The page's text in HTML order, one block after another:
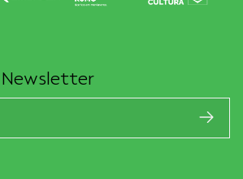
Newsletter